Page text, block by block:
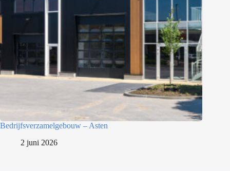
Bedrijfsverzamelgebouw – Asten
2 juni 2026